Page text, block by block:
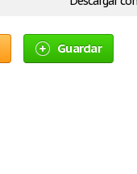
Guardar